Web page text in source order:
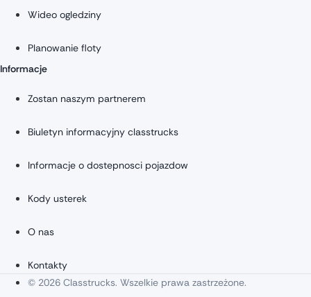
Wideo ogledziny
Planowanie floty
Informacje
Zostan naszym partnerem
Biuletyn informacyjny classtrucks
Informacje o dostepnosci pojazdow
Kody usterek
O nas
Kontakty
© 2026 Classtrucks. Wszelkie prawa zastrzeżone.